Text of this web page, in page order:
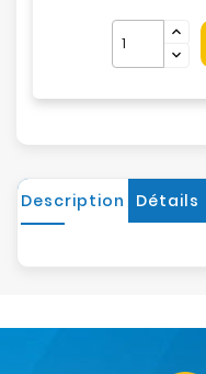
Description Détails